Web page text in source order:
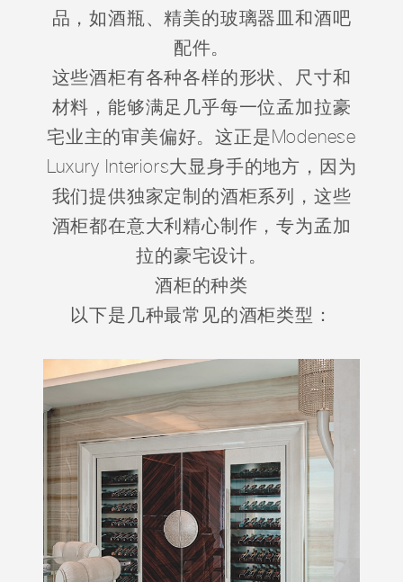
品，如酒瓶、精美的玻璃器皿和酒吧
配件。
这些酒柜有各种各样的形状、尺寸和
材料，能够满足几乎每一位孟加拉豪
宅业主的审美偏好。这正是Modenese
Luxury Interiors大显身手的地方，因为
我们提供独家定制的酒柜系列，这些
酒柜都在意大利精心制作，专为孟加
拉的豪宅设计。
酒柜的种类
以下是几种最常见的酒柜类型：